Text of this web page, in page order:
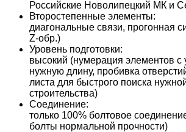
Российские Новолипецкий МК и
Второстепенные элементы:
диагональные связи, прогонная
Z-обр.)
Уровень подготовки:
высокий (нумерация элементов с
нужную длину, пробивка
листа для быстрого поиска
строительства)
Соединение:
только 100% болтовое
болты нормальной прочности)